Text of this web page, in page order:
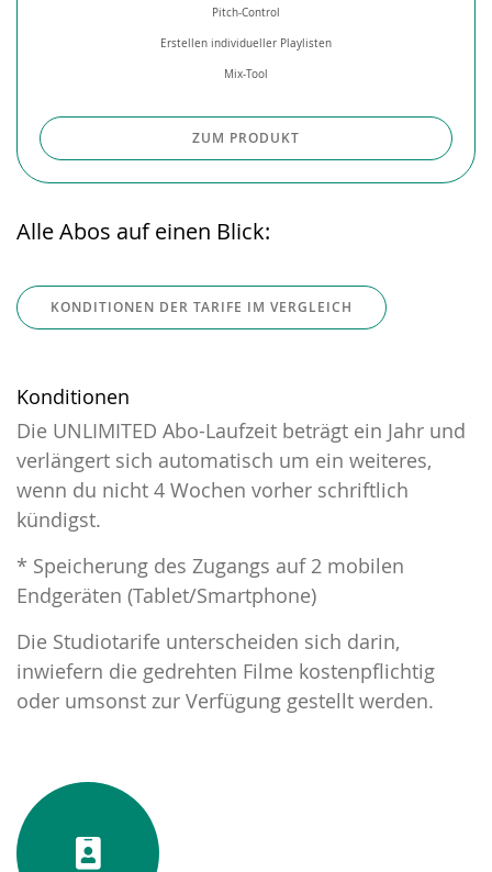
Pitch-Control
Erstellen individueller Playlisten
Mix-Tool
ZUM PRODUKT
Alle Abos auf einen Blick:
KONDITIONEN DER TARIFE IM VERGLEICH
Konditionen
Die UNLIMITED Abo-Laufzeit beträgt ein Jahr und
verlängert sich automatisch um ein weiteres,
wenn du nicht 4 Wochen vorher schriftlich
kündigst.
* Speicherung des Zugangs auf 2 mobilen
Endgeräten (Tablet/Smartphone)
Die Studiotarife unterscheiden sich darin,
inwiefern die gedrehten Filme kostenpflichtig
oder umsonst zur Verfügung gestellt werden.